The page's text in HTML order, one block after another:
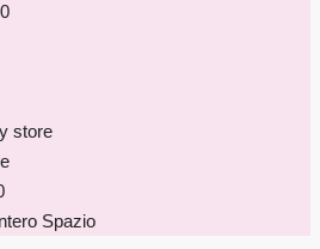
store
Spazio